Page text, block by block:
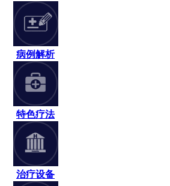
病例解析
特色疗法
治疗设备